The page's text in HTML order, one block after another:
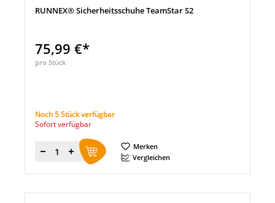
RUNNEX® Sicherheitsschuhe TeamStar S2
75,99 €*
pro Stück
Noch 5 Stück verfügbar
Sofort verfügbar
Menge
Merken
Vergleichen